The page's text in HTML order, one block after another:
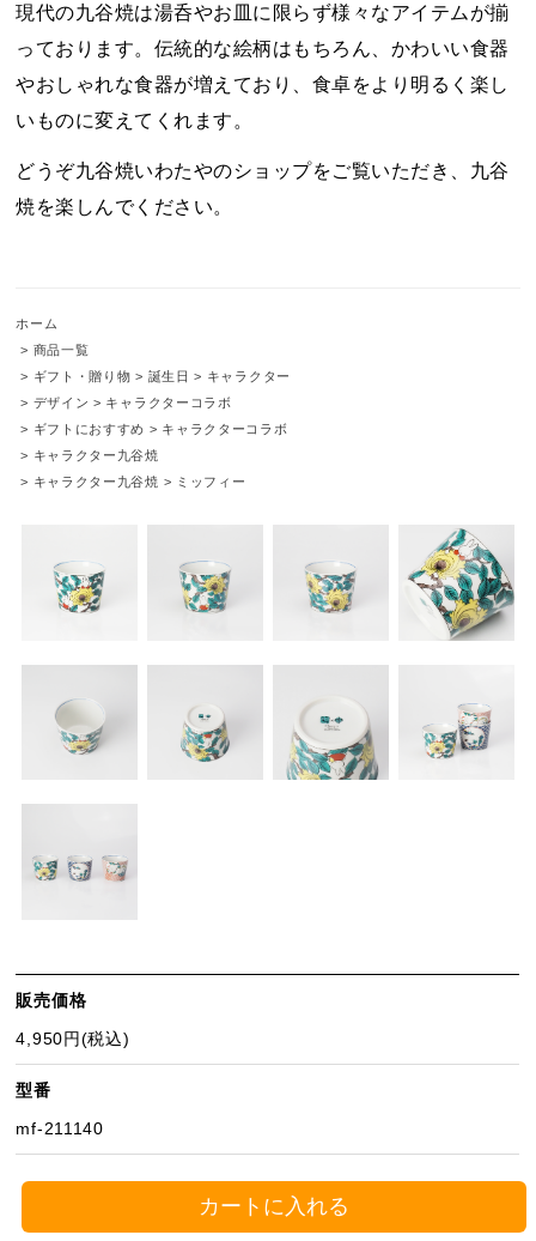
現代の九谷焼は湯呑やお皿に限らず様々なアイテムが揃
っております。伝統的な絵柄はもちろん、かわいい食器
やおしゃれな食器が増えており、食卓をより明るく楽し
いものに変えてくれます。
どうぞ九谷焼いわたやのショップをご覧いただき、九谷
焼を楽しんでください。
ホーム
> 商品一覧
> ギフト・贈り物 > 誕生日 > キャラクター
> デザイン > キャラクターコラボ
> ギフトにおすすめ > キャラクターコラボ
> キャラクター九谷焼
> キャラクター九谷焼 > ミッフィー
販売価格
4,950円(税込)
型番
mf-211140
カートに入れる